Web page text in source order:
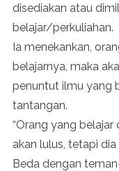
disediakan atau
belajar/perkuliahan.
Ia menekankan,
belajarnya, maka
penuntut ilmu yang
tantangan.
“Orang yang belajar
akan lulus, tetapi
Beda dengan